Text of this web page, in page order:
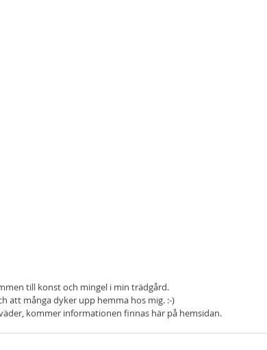
till konst och mingel i min trädgård.
att många dyker upp hemma hos mig. :-)
kommer informationen finnas här på hemsidan.